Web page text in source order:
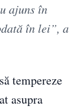
ajuns în
în lei”, a
tempereze
asupra